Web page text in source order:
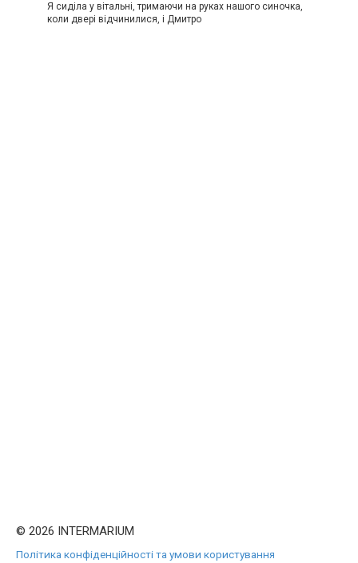
Я сиділа у вітальні, тримаючи на руках нашого синочка,
коли двері відчинилися, і Дмитро
© 2026 INTERMARIUM
Політика конфіденційності та умови користування